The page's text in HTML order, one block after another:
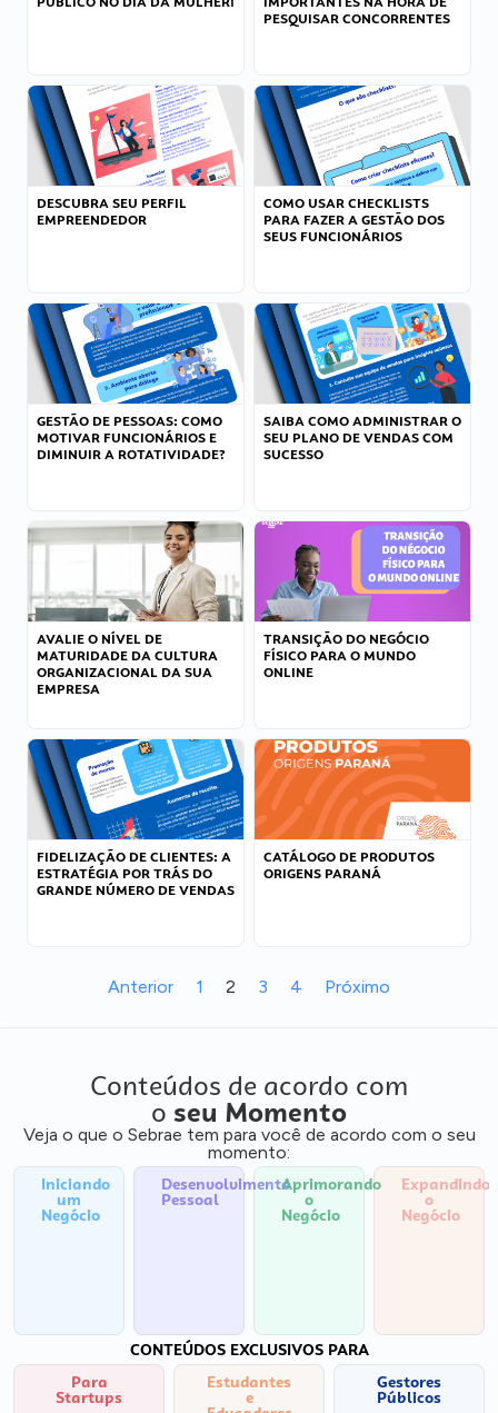
PESQUISAR CONCORRENTES
DESCUBRA SEU PERFIL
EMPREENDEDOR
COMO USAR CHECKLISTS
PARA FAZER A GESTÃO DOS
SEUS FUNCIONÁRIOS
GESTÃO DE PESSOAS: COMO
MOTIVAR FUNCIONÁRIOS E
DIMINUIR A ROTATIVIDADE?
SAIBA COMO ADMINISTRAR O
SEU PLANO DE VENDAS COM
SUCESSO
AVALIE O NÍVEL DE
MATURIDADE DA CULTURA
ORGANIZACIONAL DA SUA
EMPRESA
TRANSIÇÃO DO NEGÓCIO
FÍSICO PARA O MUNDO
ONLINE
FIDELIZAÇÃO DE CLIENTES: A
ESTRATÉGIA POR TRÁS DO
GRANDE NÚMERO DE VENDAS
CATÁLOGO DE PRODUTOS
ORIGENS PARANÁ
Anterior 1 2 3 4 Próximo
Conteúdos de acordo com
o seu Momento
Veja o que o Sebrae tem para você de acordo com o seu
momento:
Iniciando
um
Negócio
Desenvolvimento
Pessoal
Aprimorando
o
Negócio
Expandindo
o
Negócio
CONTEÚDOS EXCLUSIVOS PARA
Para
Startups
Estudantes
e
Gestores
Públicos